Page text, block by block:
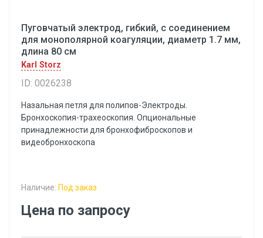
Пуговчатый электрод, гибкий, с соединением
для монополярной коагуляции, диаметр 1.7 мм,
длина 80 см
Karl Storz
ID: 0026238
Назальная петля для полипов-Электроды.
Бронхоскопия-трахеоскопия. Опциональные
принадлежности для бронхофиброскопов и
видеобронхоскопа
Наличие: Под заказ
Цена по запросу